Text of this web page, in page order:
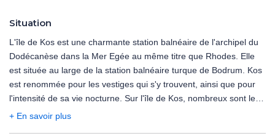
Situation
L'île de Kos est une charmante station balnéaire de l'archipel du
Dodécanèse dans la Mer Egée au même titre que Rhodes. Elle
est située au large de la station balnéaire turque de Bodrum. Kos
est renommée pour les vestiges qui s'y trouvent, ainsi que pour
l'intensité de sa vie nocturne. Sur l'île de Kos, nombreux sont les
sites à visiter tels que la ville de Kos aux maisons au style typique,
+ En savoir plus